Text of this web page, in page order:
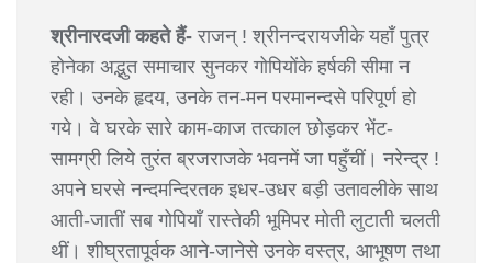
श्रीनारदजी कहते हैं- राजन् ! श्रीनन्दरायजीके यहाँ पुत्र
होनेका अद्भुत समाचार सुनकर गोपियोंके हर्षकी सीमा न
रही। उनके हृदय, उनके तन-मन परमानन्दसे परिपूर्ण हो
गये। वे घरके सारे काम-काज तत्काल छोड़कर भेंट-
सामग्री लिये तुरंत ब्रजराजके भवनमें जा पहुँचीं। नरेन्द्र !
अपने घरसे नन्दमन्दिरतक इधर-उधर बड़ी उतावलीके साथ
आती-जातीं सब गोपियाँ रास्तेकी भूमिपर मोती लुटाती चलती
थीं। शीघ्रतापूर्वक आने-जानेसे उनके वस्त्र, आभूषण तथा